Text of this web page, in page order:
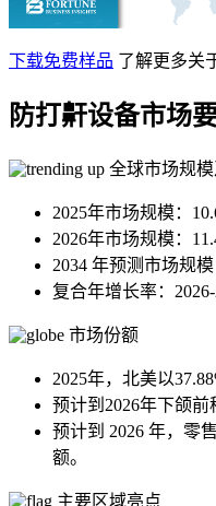
下载免费样品 了解更多关
防打鼾设备市场
全球市场规模
2025年市场规模：
2026年市场规模：
2034 年预测市场规
复合年增长率：
市场份额
2025年，北美以
预计到2026年下颌前
预计到 2026 年，零
额。
主要区域亮点